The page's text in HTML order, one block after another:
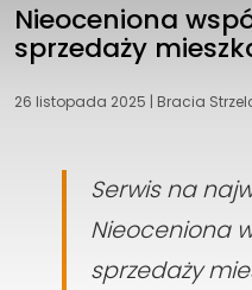
Nieoceniona
sprzedaży
26 listopada 2025 | Bracia
Serwis na
Nieoceniona
sprzedaży